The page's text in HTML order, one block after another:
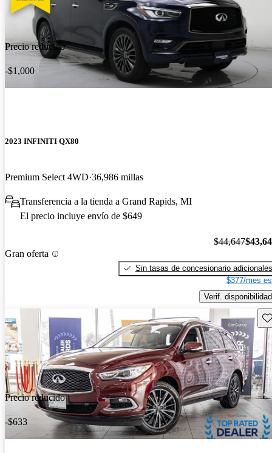
Precio reducido
-$1,000
2023 INFINITI QX80
Premium Select 4WD 36,986 millas
Transferencia a la tienda a Grand Rapids, MI
El precio incluye envío de $649
Gran oferta
$44,647
Sin tasas de concesionario adicionales
$377/mes
Verif. disponibilidad
Precio reducido
-$633